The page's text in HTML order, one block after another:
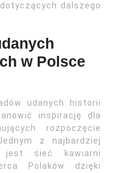
dalszego
w Polsce
udanych historii
inspirację dla
rozpoczęcie
z najbardziej
jest sieć kawiarni
Polaków dzięki